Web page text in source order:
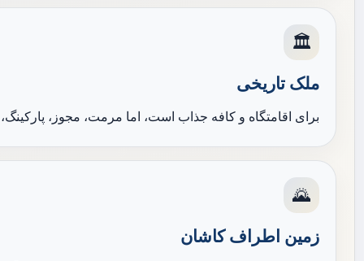
🏛️
ملک تاریخی
برای اقامتگاه و کافه جذاب است، اما مرمت، مجوز،
🌄
زمین اطراف کاشان